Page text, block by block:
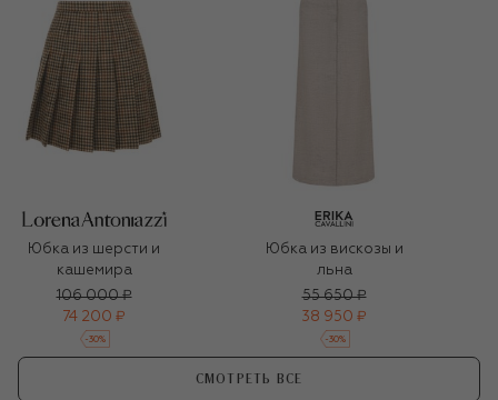
Юбка из шерсти и
кашемира
106 000 ₽
74 200 ₽
-30%
Юбка из вискозы и
льна
55 650 ₽
38 950 ₽
-30%
СМОТРЕТЬ ВСЕ